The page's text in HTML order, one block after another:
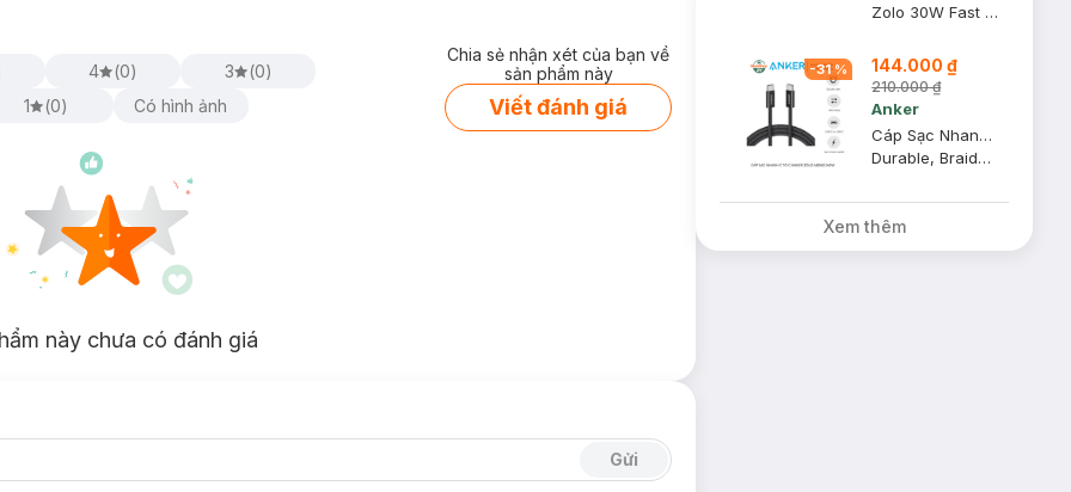
nghệ Power Delivery (PD), cho phép sạc nhanh các thiết bị tương thích như iPhone
cao cấp. Bạn sẽ tiết kiệm được đáng kể thời gian sạc so với các củ sạc thông
tương đương với một đồng xu, có thể dễ dàng bỏ vào túi quần, túi xách mà không
đi làm, đi học hay đi du lịch.
PowerIQ độc quyền, giúp củ sạc tự động nhận diện thiết bị và cung cấp dòng điện tối
USB-C, bao gồm điện thoại thông minh, máy tính bảng, tai nghe không dây, đồng
4 (0) 3 (0)
1 (0) Có hình ảnh
Chia sẻ nhận xét của bạn về
sản phẩm này
Viết đánh giá
này chưa có đánh giá
Gửi
Zolo 30W Fast Charger + Durable, Braided Fast Charging Cable
-31% 144.000 ₫
210.000 ₫
Anker
Cáp Sạc Nhanh Anker C To C Zolo A8060 240W 1.8m Màu Đen
Durable, Braided Fast Charging Cable
Xem thêm